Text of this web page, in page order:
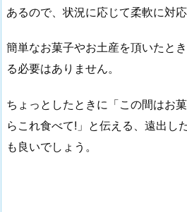
あるので、状況に応じて柔軟に対応
簡単なお菓子やお土産を頂いたと
る必要はありません。
ちょっとしたときに「この間はお
らこれ食べて!」と伝える、遠出し
も良いでしょう。